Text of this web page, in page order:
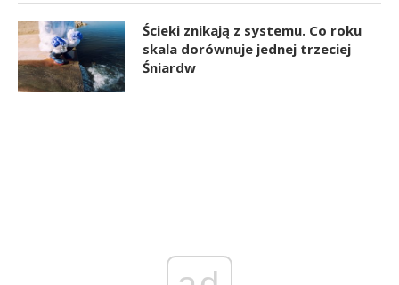
Ścieki znikają z systemu. Co roku
skala dorównuje jednej trzeciej
Śniardw